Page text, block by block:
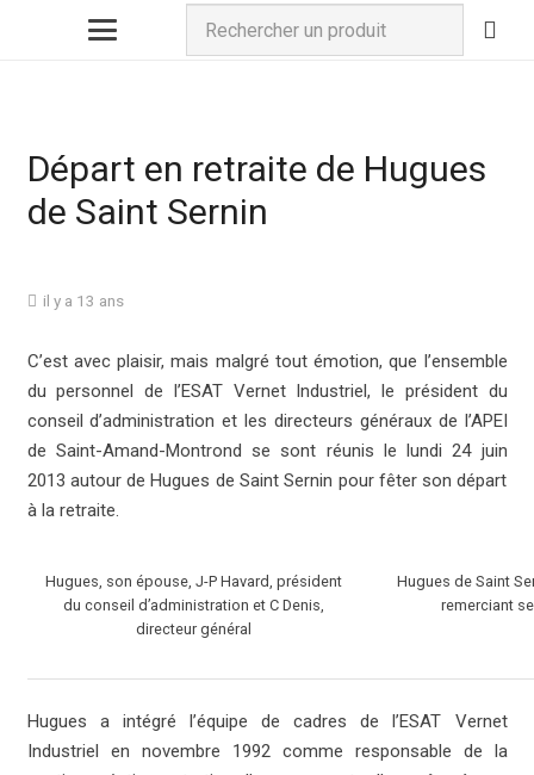
Départ en retraite de Hugues
de Saint Sernin
il y a 13 ans
C’est avec plaisir, mais malgré tout émotion, que l’ensemble
du personnel de l’ESAT Vernet Industriel, le président du
conseil d’administration et les directeurs généraux de l’APEI
de Saint-Amand-Montrond se sont réunis le lundi 24 juin
2013 autour de Hugues de Saint Sernin pour fêter son départ
à la retraite.
Hugues, son épouse, J-P Havard, président
du conseil d’administration et C Denis,
directeur général
Hugues de Saint
remerciant
Hugues a intégré l’équipe de cadres de l’ESAT Vernet
Industriel en novembre 1992 comme responsable de la